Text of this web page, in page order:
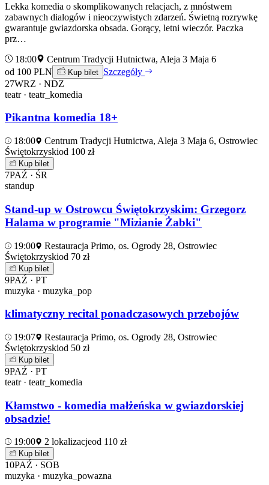
Lekka komedia o skomplikowanych relacjach, z mnóstwem
zabawnych dialogów i nieoczywistych zdarzeń. Świetną rozrywkę
gwarantuje gwiazdorska obsada. Gorący, letni wieczór. Paczka
prz…
18:00
Centrum Tradycji Hutnictwa, Aleja 3 Maja 6
od 100 PLN
Kup bilet Szczegóły
27WRZ · NDZ
teatr · teatr_komedia
Pikantna komedia 18+
18:00
Centrum Tradycji Hutnictwa, Aleja 3 Maja 6, Ostrowiec
Świętokrzyskiod 100 zł
Kup bilet
7PAŹ · ŚR
standup
Stand-up w Ostrowcu Świętokrzyskim: Grzegorz
Halama w programie "Mizianie Żabki"
19:00
Restauracja Primo, os. Ogrody 28, Ostrowiec
Świętokrzyskiod 70 zł
Kup bilet
9PAŹ · PT
muzyka · muzyka_pop
klimatyczny recital ponadczasowych przebojów
19:07
Restauracja Primo, os. Ogrody 28, Ostrowiec
Świętokrzyskiod 50 zł
Kup bilet
9PAŹ · PT
teatr · teatr_komedia
Kłamstwo - komedia małżeńska w gwiazdorskiej
obsadzie!
19:00 2 lokalizacjeod 110 zł
Kup bilet
10PAŹ · SOB
muzyka · muzyka_powazna